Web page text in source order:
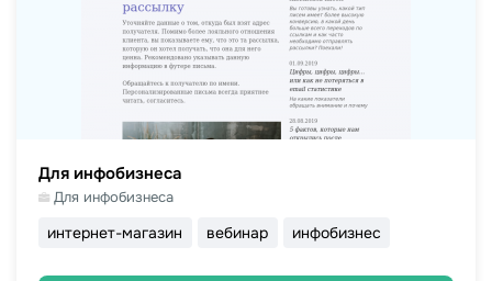
Для инфобизнеса
Для инфобизнеса
интернет-магазин вебинар инфобизнес